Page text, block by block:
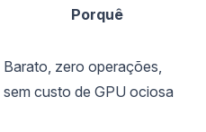
Porquê
Barato, zero operações,
sem custo de GPU ociosa